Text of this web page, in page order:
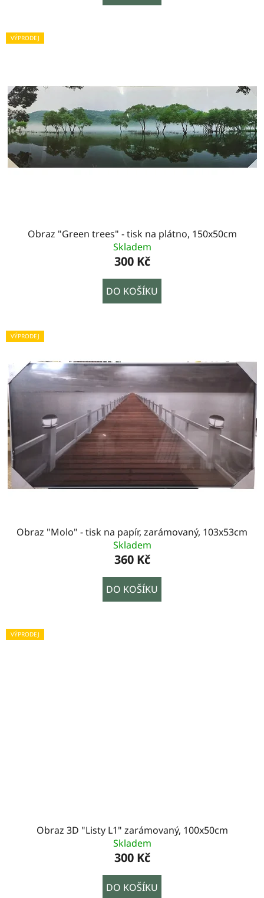
VÝPRODEJ
Obraz "Green trees" - tisk na plátno, 150x50cm
Skladem
300 Kč
DO KOŠÍKU
VÝPRODEJ
Obraz "Molo" - tisk na papír, zarámovaný, 103x53cm
Skladem
360 Kč
DO KOŠÍKU
VÝPRODEJ
Obraz 3D "Listy L1" zarámovaný, 100x50cm
Skladem
300 Kč
DO KOŠÍKU